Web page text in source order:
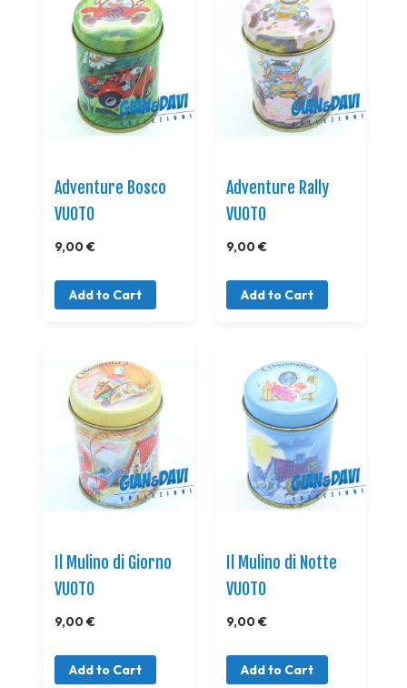
Adventure Bosco
VUOTO
9,00 €
Add to Cart
Adventure Rally
VUOTO
9,00 €
Add to Cart
Il Mulino di Giorno
VUOTO
9,00 €
Add to Cart
Il Mulino di Notte
VUOTO
9,00 €
Add to Cart